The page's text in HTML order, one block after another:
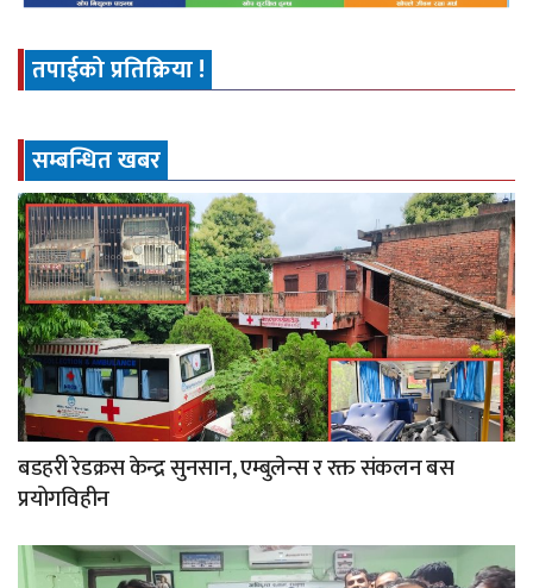
तपाईको प्रतिक्रिया !
सम्बन्धित खबर
बडहरी रेडक्रस केन्द्र सुनसान, एम्बुलेन्स र रक्त संकलन बस
प्रयोगविहीन